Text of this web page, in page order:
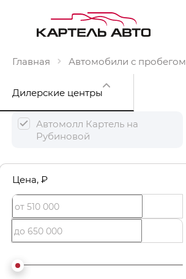
Главная Автомобили с пробегом
Дилерские центры
Автомолл Картель на
Рубиновой
Цена, ₽